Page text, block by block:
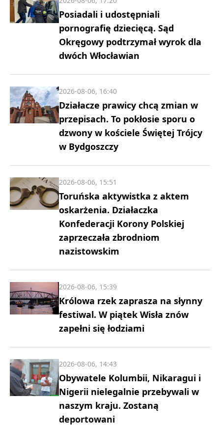
Posiadali i udostępniali
pornografię dziecięcą. Sąd
Okręgowy podtrzymał wyrok dla
dwóch Włocławian
Działacze prawicy chcą zmian w
przepisach. To pokłosie sporu o
dzwony w kościele Świętej Trójcy
w Bydgoszczy
2026-08-06, 16:40
Toruńska aktywistka z aktem
oskarżenia. Działaczka
Konfederacji Korony Polskiej
zaprzeczała zbrodniom
nazistowskim
2026-08-06, 15:51
Królowa rzek zaprasza na słynny
festiwal. W piątek Wisła znów
zapełni się łodziami
2026-08-06, 15:39
Obywatele Kolumbii, Nikaragui i
Nigerii nielegalnie przebywali w
naszym kraju. Zostaną
deportowani
2026-08-06, 14:43